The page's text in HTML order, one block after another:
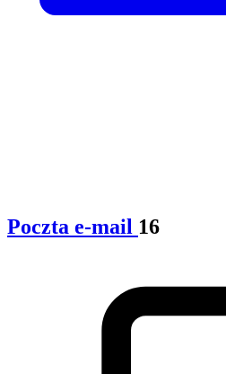
Poczta e-mail 16